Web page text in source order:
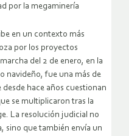
por la megaminería
en un contexto más
por los proyectos
del 2 de enero, en la
navideño, fue una más de
desde hace años cuestionan
se multiplicaron tras la
La resolución judicial no
sino que también envía un